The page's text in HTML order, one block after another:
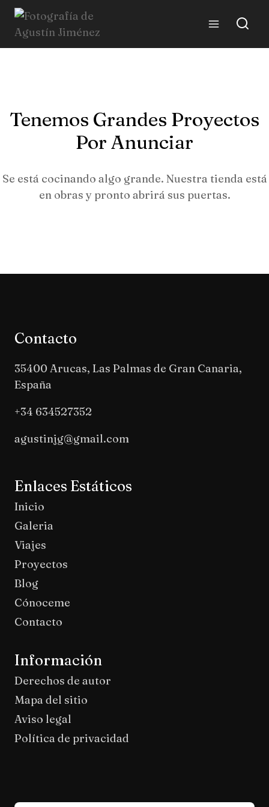
Skip
content
Tenemos Grandes Proyectos
Por Anunciar
Se está cocinando algo grande. Nuestra tienda está
en obras y pronto abrirá sus puertas.
Contacto
35400 Arucas, Las Palmas de Gran Canaria,
España
+34 634527352
agustinjg@gmail.com
Enlaces Estáticos
Inicio
Galeria
Viajes
Proyectos
Blog
Cónoceme
Contacto
Información
Derechos de autor
Mapa del sitio
Aviso legal
Política de privacidad